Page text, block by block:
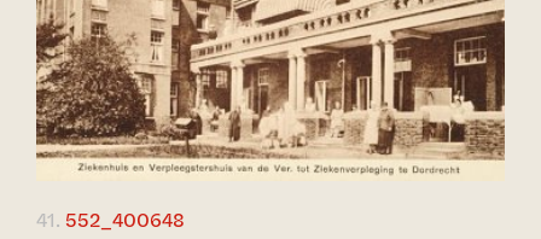
41. 552_400648